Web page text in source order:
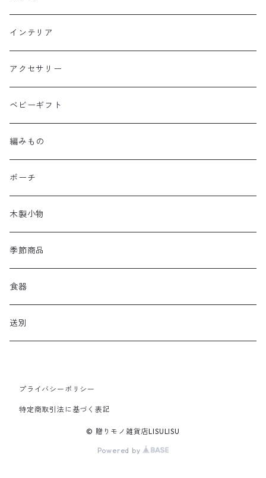
インテリア
アクセサリー
ベビーギフト
編みもの
ポーチ
木製小物
季節商品
食器
送別
プライバシーポリシー
特定商取引法に基づく表記
© 贈りモノ雑貨店LISULISU
Powered by